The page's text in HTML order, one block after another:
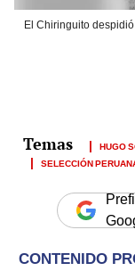
El Chiringuito
HUGO
SELECCIÓN